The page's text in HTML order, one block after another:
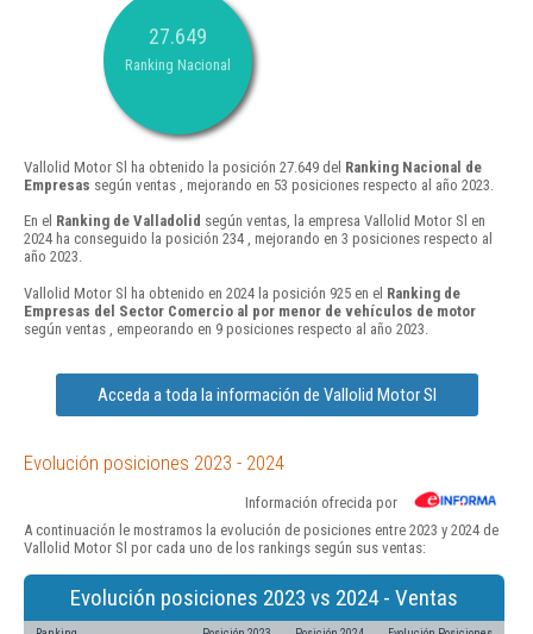
27.649
Ranking Nacional
Vallolid Motor Sl ha obtenido la posición 27.649 del Ranking Nacional de
Empresas según ventas , mejorando en 53 posiciones respecto al año 2023.
En el Ranking de Valladolid según ventas, la empresa Vallolid Motor Sl en
2024 ha conseguido la posición 234 , mejorando en 3 posiciones respecto al
año 2023.
Vallolid Motor Sl ha obtenido en 2024 la posición 925 en el Ranking de
Empresas del Sector Comercio al por menor de vehículos de motor
según ventas , empeorando en 9 posiciones respecto al año 2023.
Acceda a toda la información de Vallolid Motor Sl
Evolución posiciones 2023 - 2024
Información ofrecida por
A continuación le mostramos la evolución de posiciones entre 2023 y 2024 de
Vallolid Motor Sl por cada uno de los rankings según sus ventas:
Evolución posiciones 2023 vs 2024 - Ventas